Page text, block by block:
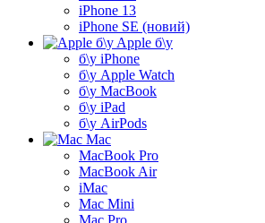
iPhone 13
iPhone SE (новий)
Apple б\у
б\у iPhone
б\у Apple Watch
б\у MacBook
б\у iPad
б\у AirPods
Mac
MacBook Pro
MacBook Air
iMac
Mac Mini
Mac Pro